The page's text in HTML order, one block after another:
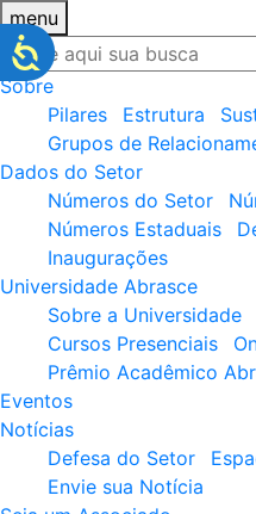
menu
Sobre
Pilares
Estrutura
Grupos de
Dados do Setor
Números do Setor
Números Estaduais
Inaugurações
Universidade Abrasce
Sobre a Universidade
Cursos Presenciais
Prêmio Acadêmico
Eventos
Notícias
Defesa do Setor
Envie sua Notícia